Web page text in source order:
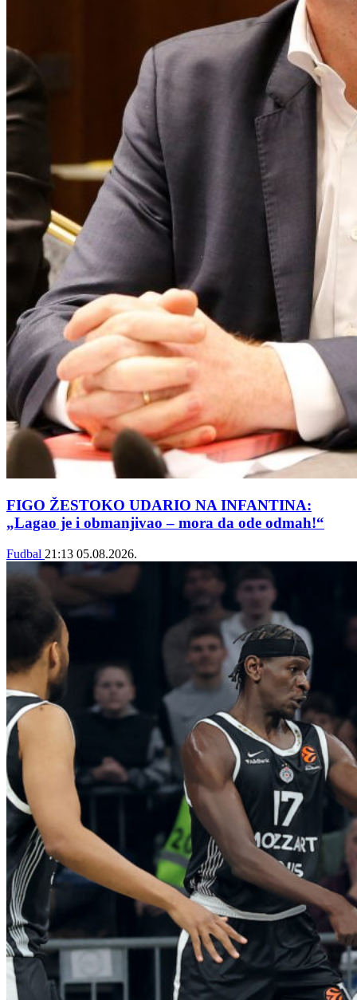
FIGO ŽESTOKO UDARIO NA INFANTINA:
„Lagao je i obmanjivao – mora da ode odmah!“
Fudbal 21:13 05.08.2026.